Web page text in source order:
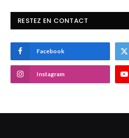
RESTEZ EN CONTACT
Facebook
Instagram